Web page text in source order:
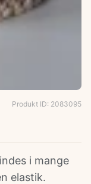
Produkt ID: 2083095
i mange
elastik.